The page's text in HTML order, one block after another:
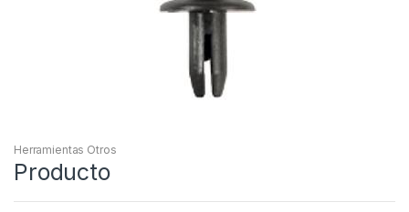
Herramientas Otros
Producto